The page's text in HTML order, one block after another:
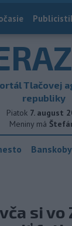
Tlačovej
republiky
Piatok 7. august
Meniny má
si vo